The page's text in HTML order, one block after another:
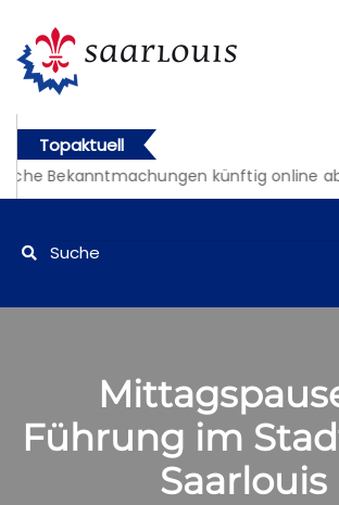
Topaktuell
Bekanntmachungen künftig online
Führung im
Saarlouis